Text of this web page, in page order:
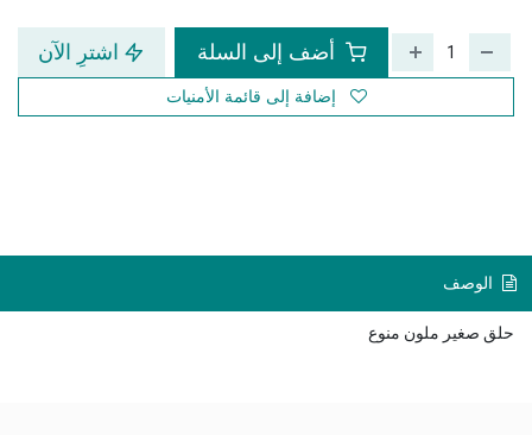
أضف إلى السلة اشترِ الآن
إضافة إلى قائمة الأمنيات
الوصف
حلق صغير ملون منوع